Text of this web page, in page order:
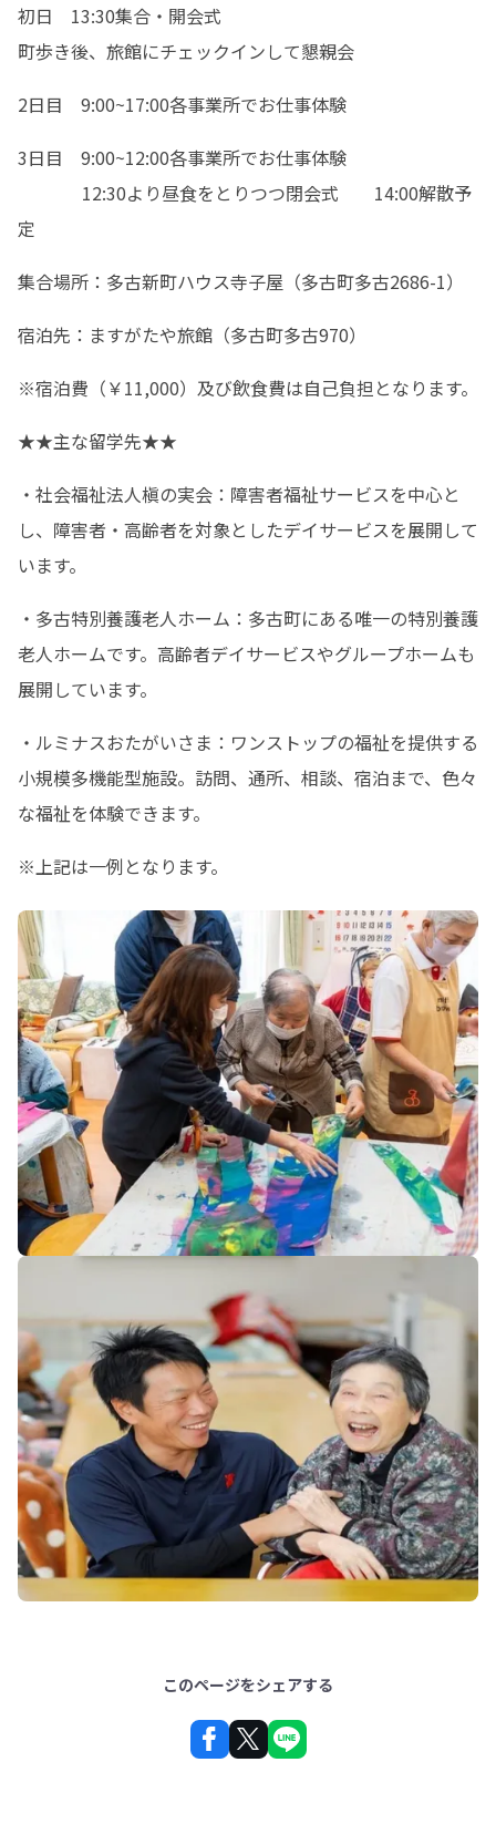
初日　13:30集合・開会式
町歩き後、旅館にチェックインして懇親会
2日目　9:00~17:00各事業所でお仕事体験
3日目　9:00~12:00各事業所でお仕事体験
12:30より昼食をとりつつ閉会式　　14:00解散予
定
集合場所：多古新町ハウス寺子屋（多古町多古2686-1）
宿泊先：ますがたや旅館（多古町多古970）
※宿泊費（￥11,000）及び飲食費は自己負担となります。
★★主な留学先★★
・社会福祉法人槇の実会：障害者福祉サービスを中心と
し、障害者・高齢者を対象としたデイサービスを展開して
います。
・多古特別養護老人ホーム：多古町にある唯一の特別養護
老人ホームです。高齢者デイサービスやグループホームも
展開しています。
・ルミナスおたがいさま：ワンストップの福祉を提供する
小規模多機能型施設。訪問、通所、相談、宿泊まで、色々
な福祉を体験できます。
※上記は一例となります。
このページをシェアする